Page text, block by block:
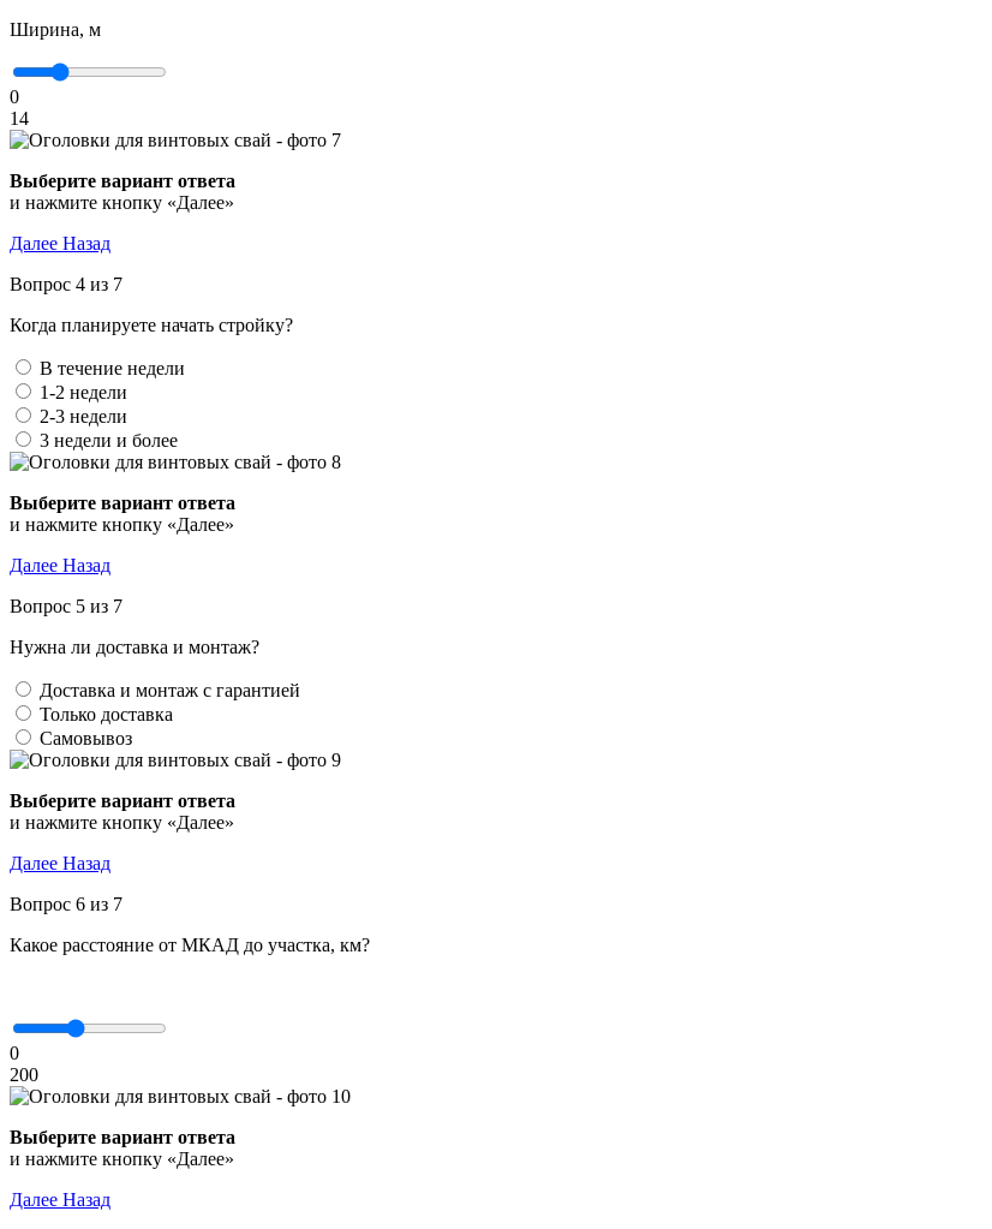
Ширина, м
0
14
Выберите вариант ответа
и нажмите кнопку «Далее»
Далее Назад
Вопрос 4 из 7
Когда планируете начать стройку?
В течение недели
1-2 недели
2-3 недели
3 недели и более
Выберите вариант ответа
и нажмите кнопку «Далее»
Далее Назад
Вопрос 5 из 7
Нужна ли доставка и монтаж?
Доставка и монтаж с гарантией
Только доставка
Самовывоз
Выберите вариант ответа
и нажмите кнопку «Далее»
Далее Назад
Вопрос 6 из 7
Какое расстояние от МКАД до участка, км?
0
200
Выберите вариант ответа
и нажмите кнопку «Далее»
Далее Назад